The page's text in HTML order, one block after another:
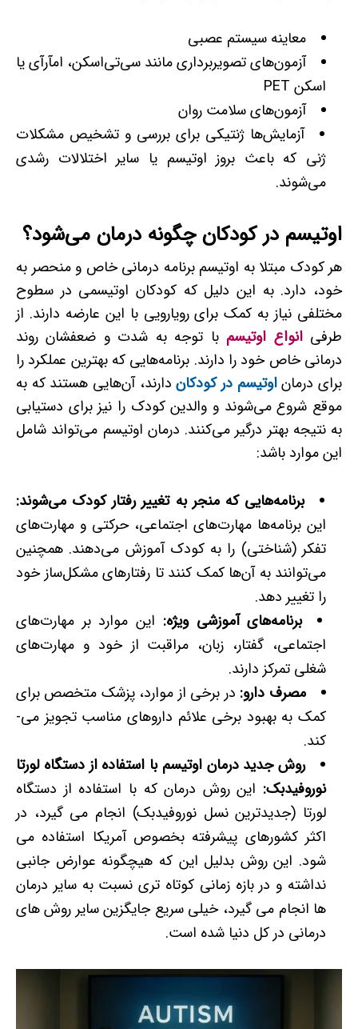
معاینه سیستم عصبی
آزمون‌های تصویربرداری مانند سی‌تی‌اسکن، ام­آر­آی یا
اسکن PET
آزمون‌های سلامت روان
آزمایش‌ها ژنتیکی برای بررسی و تشخیص مشکلات
ژنی که باعث بروز اوتیسم یا سایر اختلالات رشدی
می‌شوند.
اوتیسم در کودکان چگونه درمان می‌شود؟
هر کودک مبتلا به اوتیسم برنامه درمانی خاص و منحصر به
خود، دارد. به این دلیل که کودکان اوتیسمی در سطوح
مختلفی نیاز به کمک برای رویارویی با این عارضه دارند. از
طرفیانواع اوتیسم با توجه به شدت و ضعفشان روند
درمانی خاص خود را دارند. برنامه‌هایی که بهترین عملکرد را
برای درماناوتیسم در کودکاندارند، آن‌هایی هستند که به
موقع شروع می‌شوند و والدین کودک را نیز برای دستیابی
به نتیجه بهتر درگیر می‌کنند. درمان‌ اوتیسم می‌تواند شامل
این موارد باشد:
برنامه‌هایی که منجر به تغییر رفتار کودک می‌شوند:
این برنامه‌ها مهارت‌های اجتماعی، حرکتی و مهارت‌های
تفکر (شناختی) را به کودک آموزش می‌دهند. همچنین
می‌توانند به آن‌ها کمک کنند تا رفتارهای مشکل‌ساز خود
را تغییر دهد.
برنامه‌های آموزشی ویژه: این موارد بر مهارت‌های
اجتماعی، گفتار، زبان، مراقبت از خود و مهارت‌های
شغلی تمرکز دارند.
مصرف دارو: در برخی از موارد، پزشک متخصص برای
کمک به بهبود برخی علائم داروهای مناسب تجویز می‌­
کند.
روش جدید درمان اوتیسم با استفاده از دستگاه لورتا
نوروفیدبک: این روش درمان که با استفاده از دستگاه
لورتا (جدیدترین نسل نوروفیدبک) انجام می گیرد، در
اکثر کشورهای پیشرفته بخصوص آمریکا استفاده می
شود. این روش بدلیل این که هیچگونه عوارض جانبی
نداشته و در بازه زمانی کوتاه تری نسبت به سایر درمان
ها انجام می گیرد، خیلی سریع جایگزین سایر روش های
درمانی در کل دنیا شده است.